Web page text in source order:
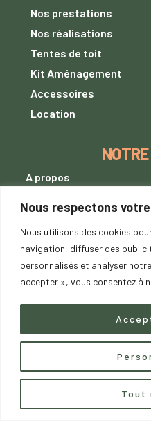
Nous respectons
Nous utilisons des cookies
navigation, diffuser des
personnalisés et analyser
accepter », vous consentez à
Tout
Nos prestations
Nos réalisations
Tentes de toit
Kit Aménagement
Accessoires
Location
A propos
Conditions générales de
Politique de
Contactez nouspour un
Suivez-nous sur les
Instagram
Contactez
O